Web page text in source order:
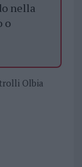
nella
o
Olbia